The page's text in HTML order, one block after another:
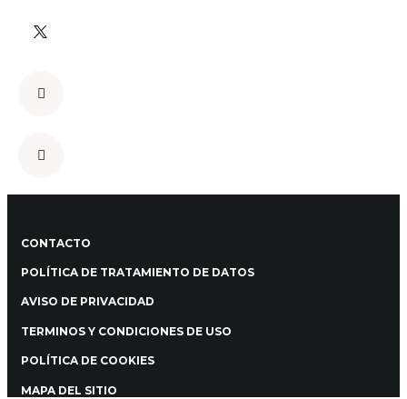
CONTACTO
POLÍTICA DE TRATAMIENTO DE DATOS
AVISO DE PRIVACIDAD
TERMINOS Y CONDICIONES DE USO
POLÍTICA DE COOKIES
MAPA DEL SITIO